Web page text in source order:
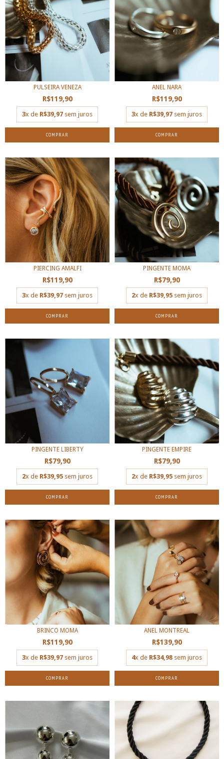
PULSEIRA VENEZA
R$119,90
3x de R$39,97 sem juros
COMPRAR
ANEL NARA
R$119,90
3x de R$39,97 sem juros
COMPRAR
PIERCING AMALFI
R$119,90
3x de R$39,97 sem juros
COMPRAR
PINGENTE MOMA
R$79,90
2x de R$39,95 sem juros
COMPRAR
PINGENTE LIBERTY
R$79,90
2x de R$39,95 sem juros
COMPRAR
PINGENTE EMPIRE
R$79,90
2x de R$39,95 sem juros
COMPRAR
BRINCO MOMA
R$119,90
3x de R$39,97 sem juros
COMPRAR
ANEL MONTREAL
R$139,90
4x de R$34,98 sem juros
COMPRAR